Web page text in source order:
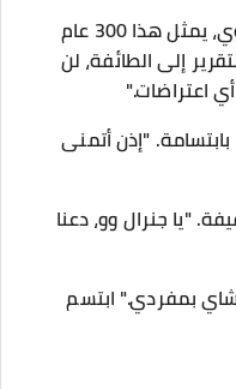
"الآن بعد أن حان وقت التقييم السنوي، يمثل هذا 300 عام
إلى الطائفة، لن
اعتراضات."
"إذن أتمنى
"يا جنرال وو، دعنا
بمفردي." ابتسم